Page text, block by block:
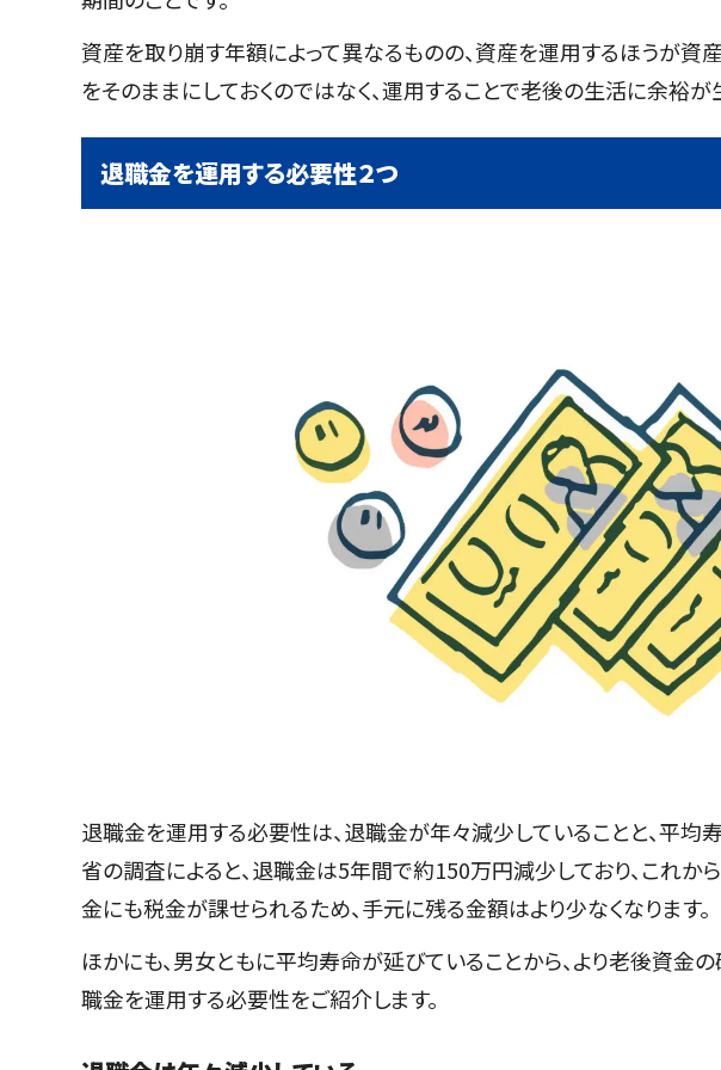
資産を取り崩す年額によって異なるものの、資産を運用するほうが資
をそのままにしておくのではなく、運用することで老後の生活に余裕が
退職金を運用する必要性２つ
退職金を運用する必要性は、退職金が年々減少していることと、平均
省の調査によると、退職金は5年間で約150万円減少しており、これか
金にも税金が課せられるため、手元に残る金額はより少なくなります。
ほかにも、男女ともに平均寿命が延びていることから、より老後資金
職金を運用する必要性をご紹介します。